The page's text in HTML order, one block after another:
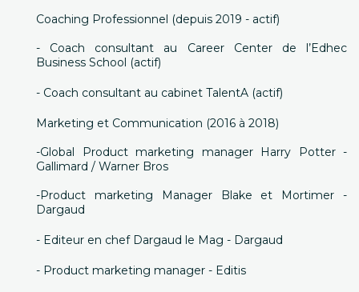
Coaching Professionnel (depuis 2019 - actif)
- Coach consultant au Career Center de l’Edhec
Business School (actif)
- Coach consultant au cabinet TalentA (actif)
Marketing et Communication (2016 à 2018)
-Global Product marketing manager Harry Potter -
Gallimard / Warner Bros
-Product marketing Manager Blake et Mortimer -
Dargaud
- Editeur en chef Dargaud le Mag - Dargaud
- Product marketing manager - Editis